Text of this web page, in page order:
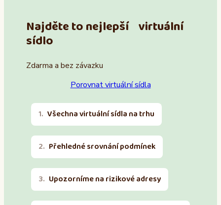
Najděte to nejlepší virtuální
sídlo
Zdarma a bez závazku
Porovnat virtuální sídla
Všechna virtuální sídla na trhu
Přehledné srovnání podmínek
Upozorníme na rizikové adresy